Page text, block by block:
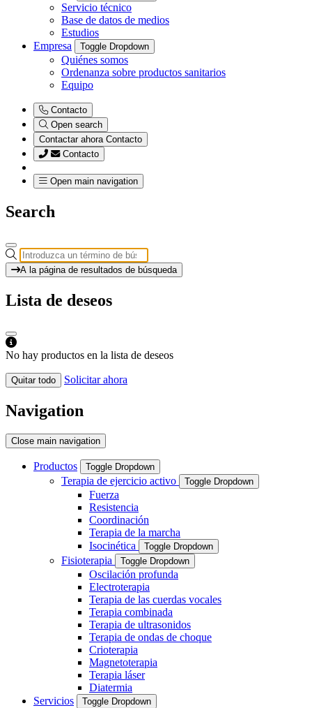
Servicio técnico
Base de datos de medios
Estudios
Empresa
Toggle Dropdown
Quiénes somos
Ordenanza sobre productos sanitarios
Equipo
Contacto
Open search
Contactar ahora Contacto
Contacto
Open main navigation
Search
A la página de resultados de búsqueda
Lista de deseos
No hay productos en la lista de deseos
Quitar todo Solicitar ahora
Navigation
Close main navigation
Productos Toggle Dropdown
Terapia de ejercicio activo Toggle Dropdown
Fuerza
Resistencia
Coordinación
Terapia de la marcha
Isocinética
Toggle Dropdown
Fisioterapia Toggle Dropdown
Oscilación profunda
Electroterapia
Terapia de las cuerdas vocales
Terapia combinada
Terapia de ultrasonidos
Terapia de ondas de choque
Crioterapia
Magnetoterapia
Terapia láser
Diatermia
Servicios
Toggle Dropdown